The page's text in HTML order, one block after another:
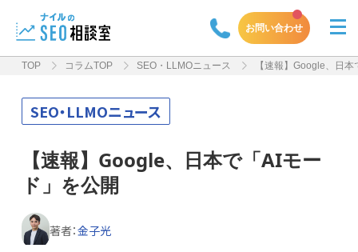
お問い合わせ
TOP コラムTOP SEO・LLMOニュース 【速報】Google、日
SEO・LLMOニュース
【速報】Google、日本で「AIモー
ド」を公開
著者：金子光